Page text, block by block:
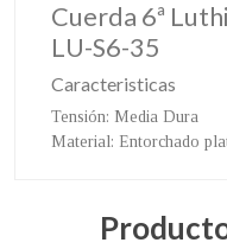
Cuerda 6ª
LU-S6-35
Caracteristicas
Tensión: Media Dura
Material: Entorchado